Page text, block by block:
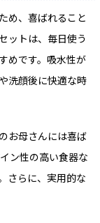
め、喜ばれること
ットは、毎日使う
めです。吸水性が
洗顔後に快適な時
お母さんには喜ば
ン性の高い食器な
さらに、実用的な